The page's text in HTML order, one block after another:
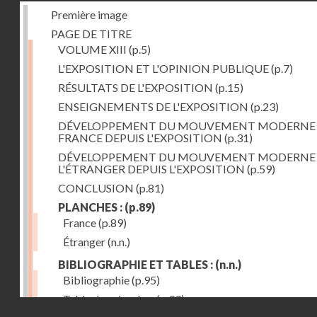
Première image
PAGE DE TITRE
VOLUME XIII (p.5)
L'EXPOSITION ET L'OPINION PUBLIQUE(p.7)
RÉSULTATS DE L'EXPOSITION (p.15)
ENSEIGNEMENTS DE L'EXPOSITION (p.23)
DÉVELOPPEMENT DU MOUVEMENT
FRANCE DEPUIS L'EXPOSITION (p.31)
DÉVELOPPEMENT DU MOUVEMENT
L'ÉTRANGER DEPUIS L'EXPOSITION (p.59)
CONCLUSION (p.81)
PLANCHES : (p.89)
France(p.89)
Étranger(n.n.)
BIBLIOGRAPHIE ET TABLES : (n.n.)
Bibliographie(p.95)
Table des planches(p.99)